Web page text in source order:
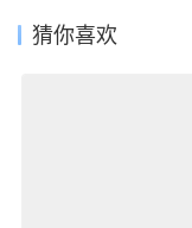
猜你喜欢